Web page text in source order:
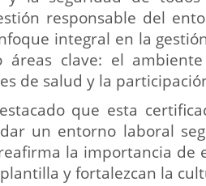
responsable del
integral en la
áreas clave: el
de salud y la
que esta
un entorno laboral
la importancia de
y fortalezcan la